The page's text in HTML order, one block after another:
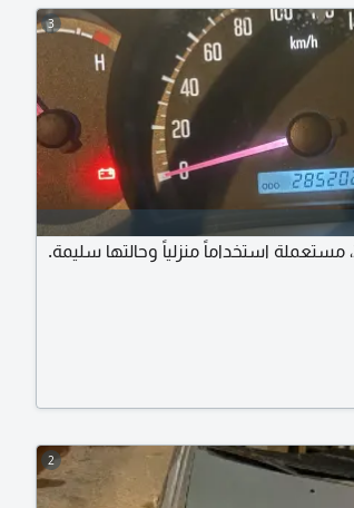
3
ايسوزو للبيع موديل 2010، مستعملة استخداماً منزلياً وحالتها سليمة.
2